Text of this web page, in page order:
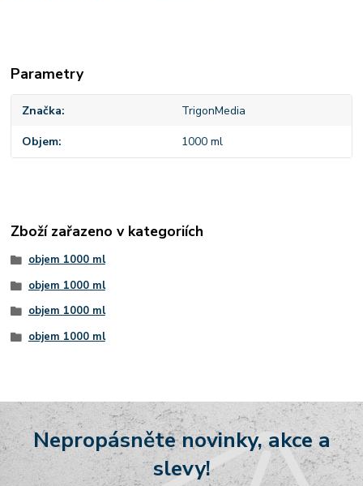
Parametry
Značka TrigonMedia
Objem 1000 ml
Zboží zařazeno v kategoriích
objem 1000 ml
objem 1000 ml
objem 1000 ml
objem 1000 ml
Nepropásněte novinky, akce a
slevy!